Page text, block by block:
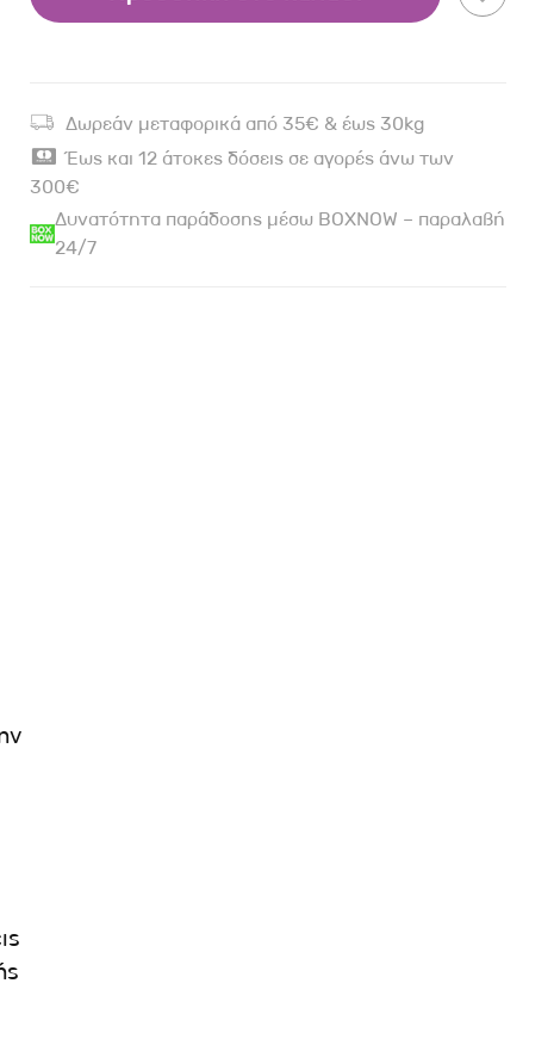
Δωρεάν μεταφορικά από 35€ & έως 30kg
Έως και 12 άτοκες δόσεις σε αγορές άνω των
300€
Δυνατότητα παράδοσης μέσω BOXNOW – παραλαβή
24/7